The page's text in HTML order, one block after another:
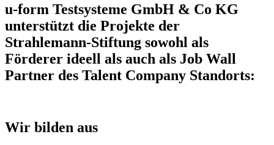
u-form Testsysteme GmbH & Co KG
unterstützt die Projekte der
Strahlemann-Stiftung sowohl als
Förderer ideell als auch als Job Wall
Partner des Talent Company Standorts:
Wir bilden aus